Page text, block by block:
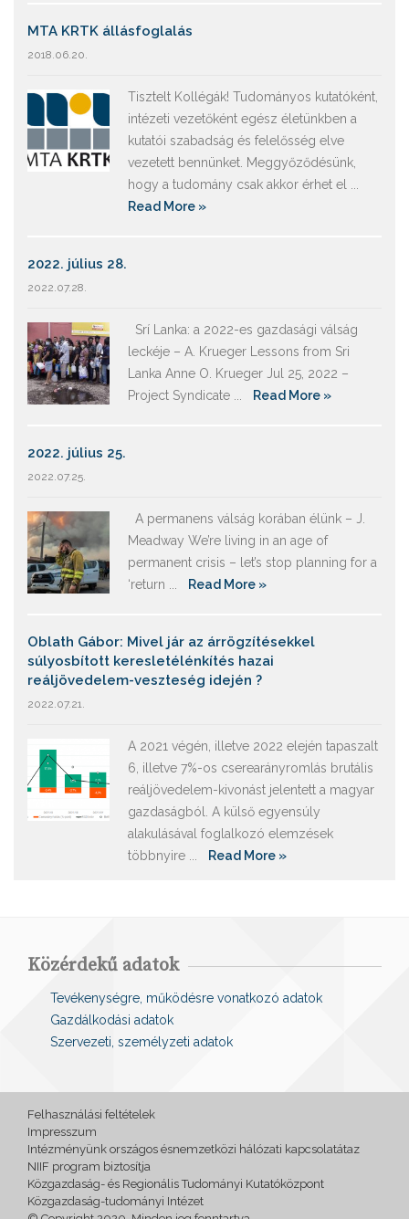
MTA KRTK állásfoglalás
2018.06.20.
Tisztelt Kollégák! Tudományos kutatóként,
intézeti vezetőként egész életünkben a
kutatói szabadság és felelősség elve
vezetett bennünket. Meggyőződésünk,
hogy a tudomány csak akkor érhet el ...
Read More »
2022. július 28.
2022.07.28.
Srí Lanka: a 2022-es gazdasági válság
leckéje – A. Krueger Lessons from Sri
Lanka Anne O. Krueger Jul 25, 2022 –
Project Syndicate ...
Read More »
2022. július 25.
2022.07.25.
A permanens válság korában élünk – J.
Meadway We’re living in an age of
permanent crisis – let’s stop planning for a
‘return ...
Read More »
Oblath Gábor: Mivel jár az árrögzítésekkel
súlyosbított keresletélénkítés hazai
reáljövedelem-veszteség idején ?
2022.07.21.
A 2021 végén, illetve 2022 elején tapaszalt
6, illetve 7%-os cserearányromlás brutális
reáljövedelem-kivonást jelentett a magyar
gazdaságból. A külső egyensúly
alakulásával foglalkozó elemzések
többnyire ...
Read More »
Közérdekű adatok
Tevékenységre, működésre vonatkozó adatok
Gazdálkodási adatok
Szervezeti, személyzeti adatok
Felhasználási feltételek
Impresszum
Intézményünk országos ésnemzetközi hálózati kapcsolatátaz
NIIF program biztosítja
Közgazdaság- és Regionális Tudományi Kutatóközpont
Közgazdaság-tudományi Intézet